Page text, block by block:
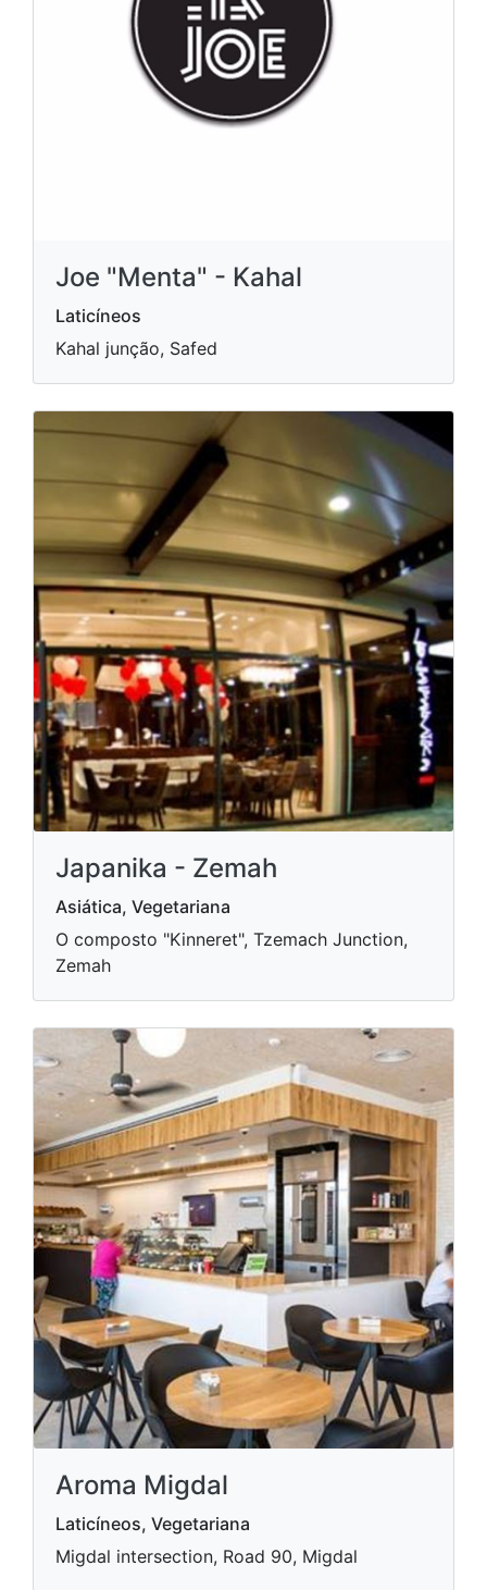
Joe "Menta" - Kahal
Laticíneos
Kahal junção, Safed
Japanika - Zemah
Asiática, Vegetariana
O composto "Kinneret", Tzemach Junction,
Zemah
Aroma Migdal
Laticíneos, Vegetariana
Migdal intersection, Road 90, Migdal